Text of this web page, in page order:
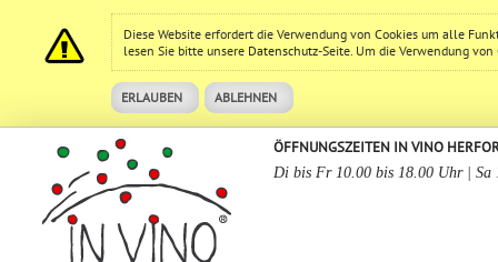
Diese Website erfordert die Verwendung von Cookies um alle
lesen Sie bitte unsere Datenschutz-Seite. Um die Verwendung
ERLAUBEN ABLEHNEN
ÖFFNUNGSZEITEN IN VINO
Di bis Fr 10.00 bis 18.00 Uhr | Sa